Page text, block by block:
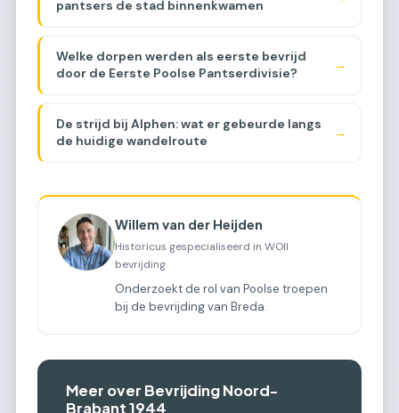
pantsers de stad binnenkwamen
Welke dorpen werden als eerste bevrijd
door de Eerste Poolse Pantserdivisie?
→
De strijd bij Alphen: wat er gebeurde langs
de huidige wandelroute
→
Willem van der Heijden
Historicus gespecialiseerd in WOII
bevrijding
Onderzoekt de rol van Poolse troepen
bij de bevrijding van Breda.
Meer over Bevrijding Noord-
Brabant 1944